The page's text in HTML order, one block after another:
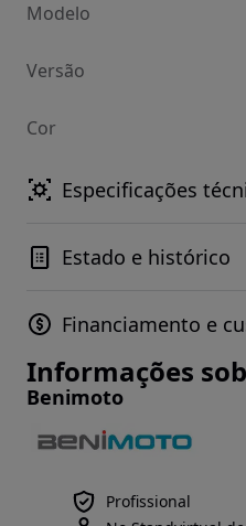
Modelo
Versão
Cor
Especificações
Estado e histórico
Financiamento e
Informações
Benimoto
Profissional